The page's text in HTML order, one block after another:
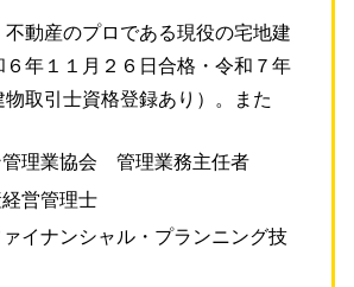
不動産のプロである現役の宅地建
年１１月２６日合格・令和７年
物取引士資格登録あり）。また
管理業協会 管理業務主任者
営管理士
イナンシャル・プランニング技